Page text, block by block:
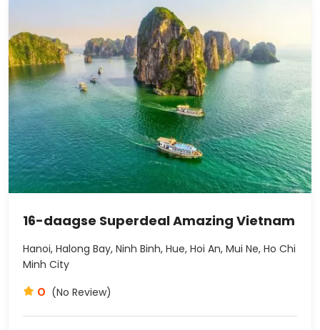
16-daagse Superdeal Amazing Vietnam
Hanoi, Halong Bay, Ninh Binh, Hue, Hoi An, Mui Ne, Ho Chi
Minh City
0 (No Review)